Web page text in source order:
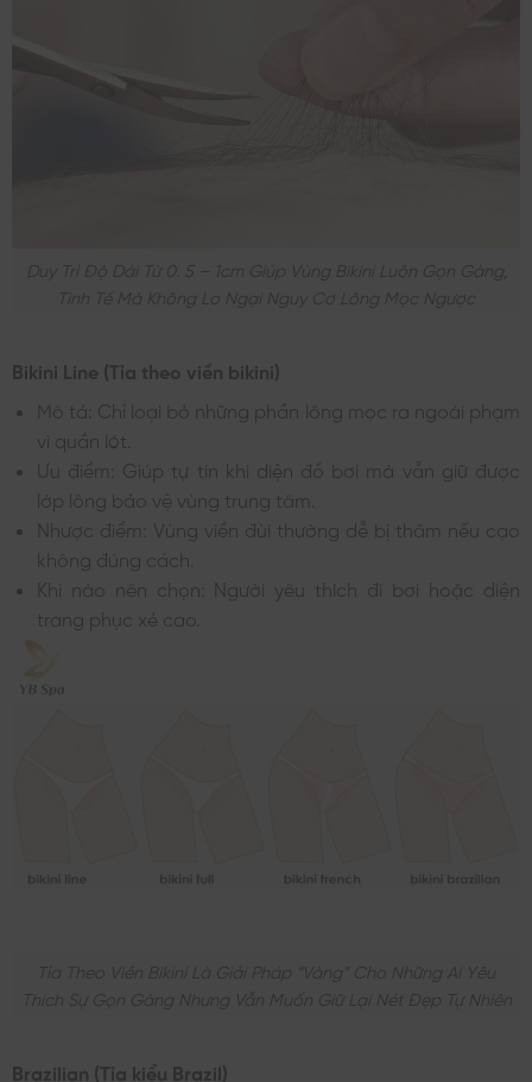
Duy Trì Độ Dài Từ 0. 5 – 1cm Giúp Vùng Bikini Luôn Gọn Gàng,
Tinh Tế Mà Không Lo Ngại Nguy Cơ Lông Mọc Ngược
Bikini Line (Tỉa theo viền bikini)
Mô tả: Chỉ loại bỏ những phần lông mọc ra ngoài phạm
vi quần lót.
Ưu điểm: Giúp tự tin khi diện đồ bơi mà vẫn giữ được
lớp lông bảo vệ vùng trung tâm.
Nhược điểm: Vùng viền đùi thường dễ bị thâm nếu cạo
không đúng cách.
Khi nào nên chọn: Người yêu thích đi bơi hoặc diện
trang phục xẻ cao.
Tỉa Theo Viền Bikini Là Giải Pháp “vàng” Cho Những Ai Yêu
Thích Sự Gọn Gàng Nhưng Vẫn Muốn Giữ Lại Nét Đẹp Tự Nhiên
Brazilian (Tỉa kiểu Brazil)